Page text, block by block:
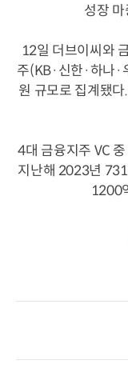
성장
12일 더브이씨와
주(KB·신한·하나·
원 규모로 집계됐
4대 금융지주 VC
지난해 2023년
1200